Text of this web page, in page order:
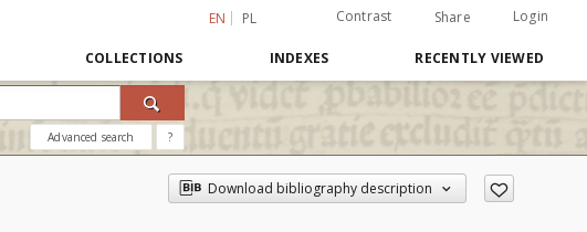
EN PL Contrast Share Login
COLLECTIONS INDEXES RECENTLY VIEWED
Advanced search ?
Download bibliography description